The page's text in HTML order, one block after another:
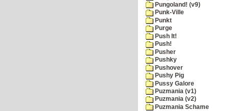
Pungoland! (v9)
Punk-Ville
Punkt
Purge
Push It!
Push!
Pusher
Pushky
Pushover
Pushy Pig
Pussy Galore
Puzmania (v1)
Puzmania (v2)
Puzmania Schame